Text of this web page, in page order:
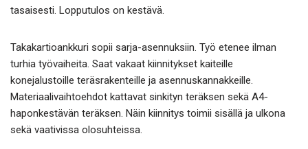
tasaisesti. Lopputulos on kestävä.
Takakartioankkuri sopii sarja-asennuksiin. Työ etenee ilman
turhia työvaiheita. Saat vakaat kiinnitykset kaiteille
konejalustoille teräsrakenteille ja asennuskannakkeille.
Materiaalivaihtoehdot kattavat sinkityn teräksen sekä A4-
haponkestävän teräksen. Näin kiinnitys toimii sisällä ja ulkona
sekä vaativissa olosuhteissa.